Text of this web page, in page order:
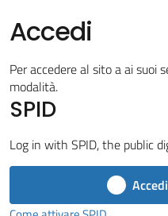
Novità
Servizi
Menu selezionato
il
Accedi
Per accedere al sito a ai suoi
modalità.
SPID
Log in with SPID, the public